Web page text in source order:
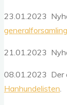
23.01.2023
21.01.2023
08.01.2023 Der
Hanhundelisten.